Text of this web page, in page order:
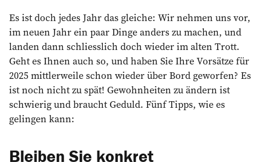
Es ist doch jedes Jahr das gleiche: Wir nehmen uns vor,
im neuen Jahr ein paar Dinge anders zu machen, und
landen dann schliesslich doch wieder im alten Trott.
Geht es Ihnen auch so, und haben Sie Ihre Vorsätze für
2025 mittlerweile schon wieder über Bord geworfen? Es
ist noch nicht zu spät! Gewohnheiten zu ändern ist
schwierig und braucht Geduld. Fünf Tipps, wie es
gelingen kann:
Bleiben Sie konkret